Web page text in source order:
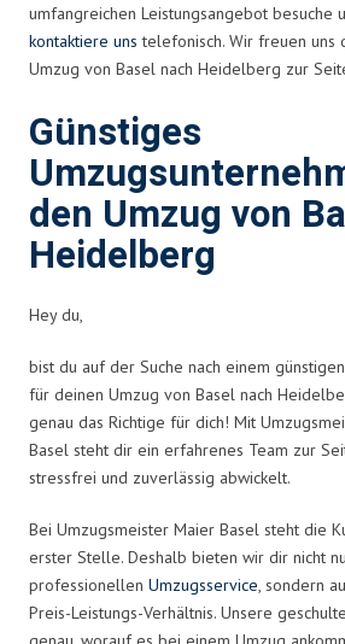
umfangreichen Leistungsangebot besuche
kontaktiere uns telefonisch. Wir freuen uns
Umzug von Basel nach Heidelberg zur
Günstiges
den Umzug von
Heidelberg
Hey du,
bist du auf der Suche nach einem
für deinen Umzug von Basel nach
genau das Richtige für dich! Mit
Basel steht dir ein erfahrenes Team zur
stressfrei und zuverlässig abwickelt.
Bei Umzugsmeister Maier Basel steht die
erster Stelle. Deshalb bieten wir dir nicht
professionellen Umzugsservice, sondern
Preis-Leistungs-Verhältnis. Unsere